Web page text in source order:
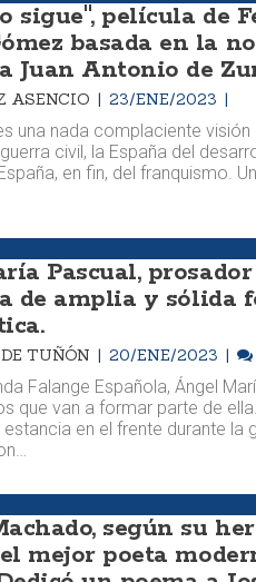
sigue", película de
basada en la
Juan Antonio de
ASENCIO 23/ENE/2023
una nada complaciente visión
civil, la España del
en fin, del franquismo.
Pascual, prosador
de amplia y sólida
TUÑÓN 20/ENE/2023
Falange Española, Ángel
que van a formar parte de
en el frente durante la
según su
mejor poeta